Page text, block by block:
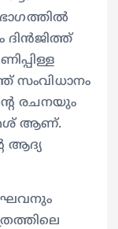
ദിന്‍ജിത്ത്
സംവിധാനം
രചനയും
ആണ്.
ആദ്യ